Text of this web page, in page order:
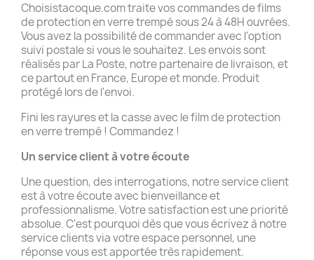
Choisistacoque.com traite vos commandes de films
de protection en verre trempé sous 24 à 48H ouvrées.
Vous avez la possibilité de commander avec l'option
suivi postale si vous le souhaitez. Les envois sont
réalisés par La Poste, notre partenaire de livraison, et
ce partout en France, Europe et monde. Produit
protégé lors de l'envoi.
Fini les rayures et la casse avec le film de protection
en verre trempé ! Commandez !
Un service client à votre écoute
Une question, des interrogations, notre service client
est à votre écoute avec bienveillance et
professionnalisme. Votre satisfaction est une priorité
absolue. C'est pourquoi dès que vous écrivez à notre
service clients via votre espace personnel, une
réponse vous est apportée très rapidement.